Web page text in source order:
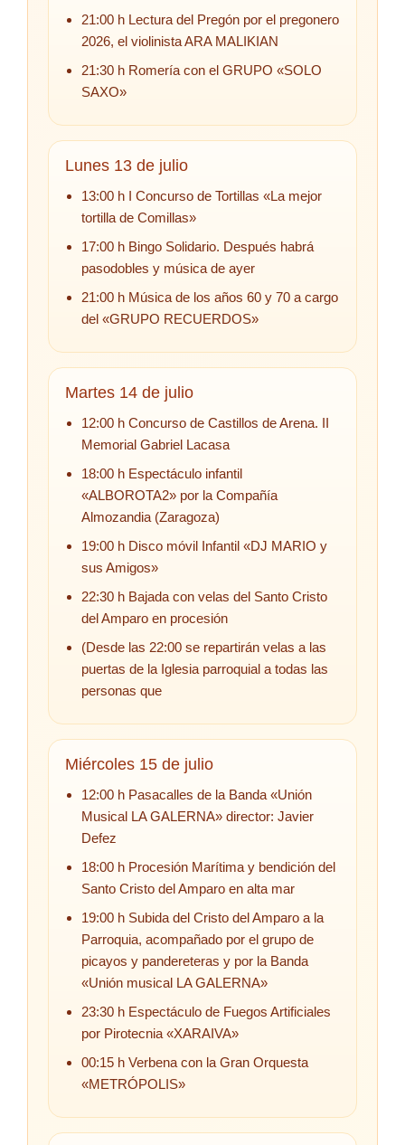
21:00 h Lectura del Pregón por el pregonero
2026, el violinista ARA MALIKIAN
21:30 h Romería con el GRUPO «SOLO
SAXO»
Lunes 13 de julio
13:00 h I Concurso de Tortillas «La mejor
tortilla de Comillas»
17:00 h Bingo Solidario. Después habrá
pasodobles y música de ayer
21:00 h Música de los años 60 y 70 a cargo
del «GRUPO RECUERDOS»
Martes 14 de julio
12:00 h Concurso de Castillos de Arena. II
Memorial Gabriel Lacasa
18:00 h Espectáculo infantil
«ALBOROTA2» por la Compañía
Almozandia (Zaragoza)
19:00 h Disco móvil Infantil «DJ MARIO y
sus Amigos»
22:30 h Bajada con velas del Santo Cristo
del Amparo en procesión
(Desde las 22:00 se repartirán velas a las
puertas de la Iglesia parroquial a todas las
personas que
Miércoles 15 de julio
12:00 h Pasacalles de la Banda «Unión
Musical LA GALERNA» director: Javier
Defez
18:00 h Procesión Marítima y bendición del
Santo Cristo del Amparo en alta mar
19:00 h Subida del Cristo del Amparo a la
Parroquia, acompañado por el grupo de
picayos y pandereteras y por la Banda
«Unión musical LA GALERNA»
23:30 h Espectáculo de Fuegos Artificiales
por Pirotecnia «XARAIVA»
00:15 h Verbena con la Gran Orquesta
«METRÓPOLIS»